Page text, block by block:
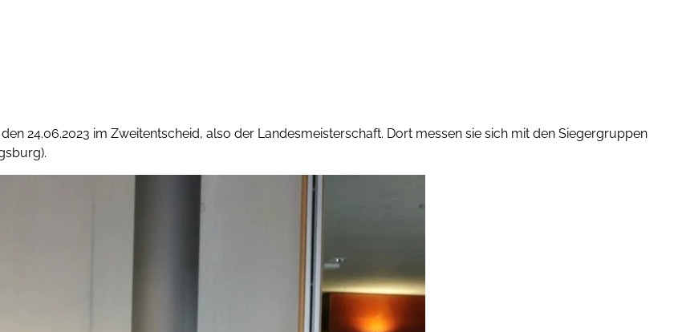
24.06.2023 im Zweitentscheid, also der Landesmeisterschaft. Dort messen sie sich mit den Siegergruppen